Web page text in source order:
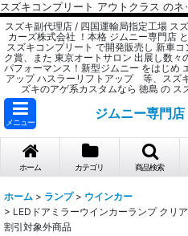
スズキコンプリート アウトクラス のネ
スズキ副代理店 / 四国運輸局指定工場 ス
カーズ株式会社 ！本格 ジムニー専門店
スズキコンプリート で開発販売し 新車
ク賞、また 東京オートサロン 出展し数
パフォーマンス！新型ジムニー をはじ
アップ ハスラーリフトアップ 等、ス
ズキのアゲ系カスタムなら 徳島 の ス
メニュー
ジムニー専門
ホーム カテゴリ 商品検索
ホーム > ランプ > ウインカー
> LEDドアミラーウインカーランプ クリ
割引対象外商品